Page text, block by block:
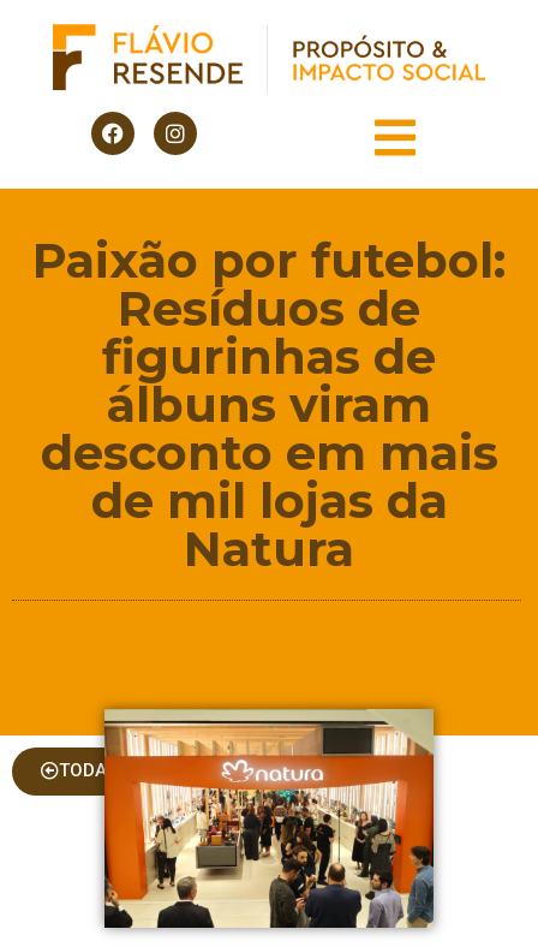
Paixão por futebol:
Resíduos de
figurinhas de
álbuns viram
desconto em mais
de mil lojas da
Natura
TODAS AS COLUNAS